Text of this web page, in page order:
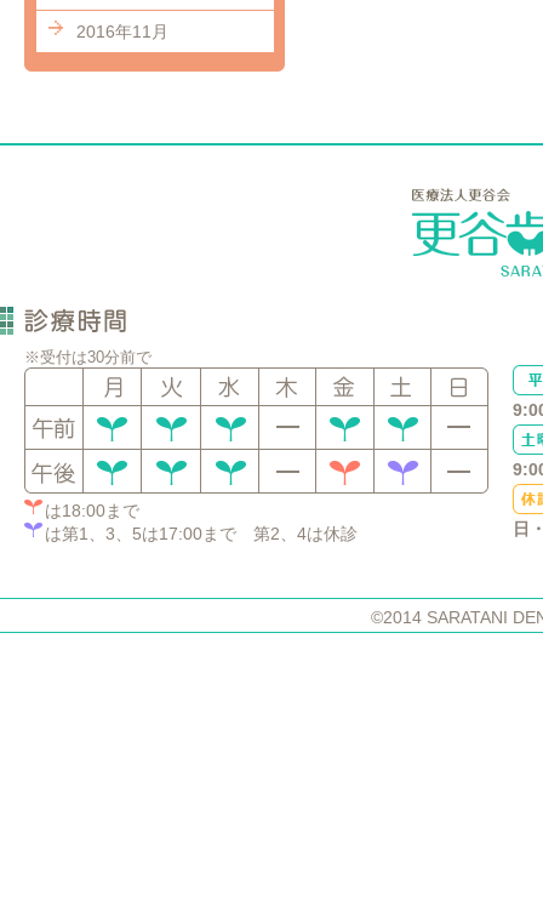
2016年11月
※受付は30分前で
は18:00まで
は第1、3、5は17:00まで 第2、4は休診
日
©2014 SARATANI